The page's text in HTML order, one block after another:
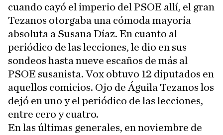
cuando cayó el imperio del PSOE allí, el gran
Tezanos otorgaba una cómoda mayoría
absoluta a Susana Díaz. En cuanto al
periódico de las lecciones, le dio en sus
sondeos hasta nueve escaños de más al
PSOE susanista. Vox obtuvo 12 diputados en
aquellos comicios. Ojo de Águila Tezanos los
dejó en uno y el periódico de las lecciones,
entre cero y cuatro.
En las últimas generales, en noviembre de